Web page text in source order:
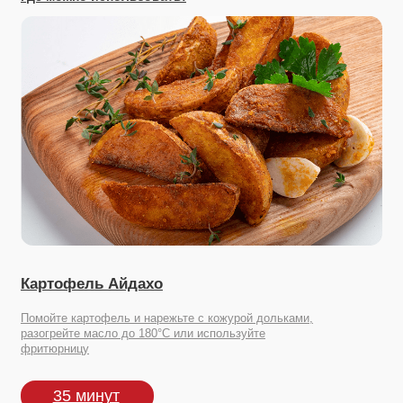
Картофель Айдахо
Помойте картофель и нарежьте с кожурой дольками,
разогрейте масло до 180°С или используйте
фритюрницу
35 минут
Посмотрите другие наши продукты